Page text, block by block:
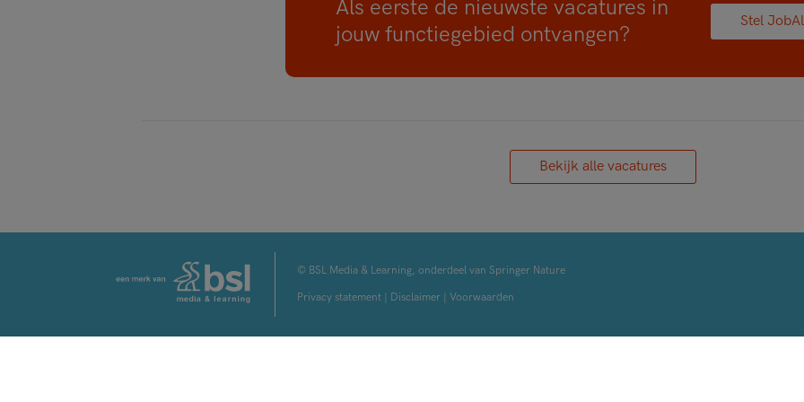
Als eerste de nieuwste vacatures in
jouw functiegebied ontvangen?
Stel
Bekijk alle vacatures
© BSL Media & Learning, onderdeel van Springer Nature
Privacy statement
Disclaimer Voorwaarden